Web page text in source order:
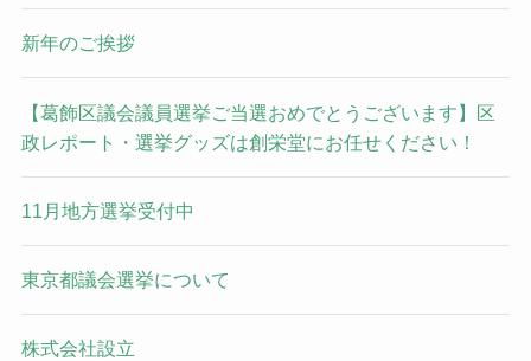
新年のご挨拶
【葛飾区議会議員選挙ご当選おめでとうございます】区
政レポート・選挙グッズは創栄堂にお任せください！
11月地方選挙受付中
東京都議会選挙について
株式会社設立